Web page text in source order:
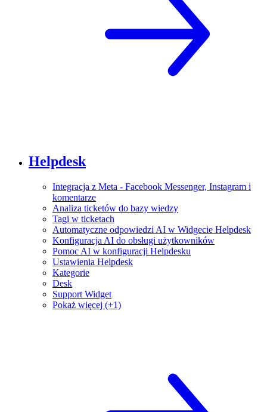
Helpdesk
Integracja z Meta - Facebook Messenger, Instagram i
komentarze
Analiza ticketów do bazy wiedzy
Tagi w ticketach
Automatyczne odpowiedzi AI w Widgecie Helpdesk
Konfiguracja AI do obsługi użytkowników
Pomoc AI w konfiguracji Helpdesku
Ustawienia Helpdesk
Kategorie
Desk
Support Widget
Pokaż więcej (+1)